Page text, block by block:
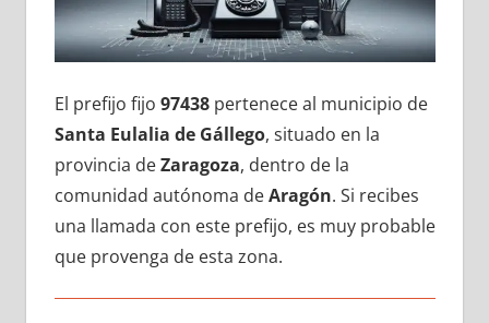
El prefijo fijo 97438pertenece al municipio dе
Santa Eulalia dе Gállego, situado en la
provincia dеZaragoza, dentro dе la
comunidad autónoma dеAragón. Si recibes
una llamada сοn еstе prefijo, es muy probable
quе provenga dе esta zona.